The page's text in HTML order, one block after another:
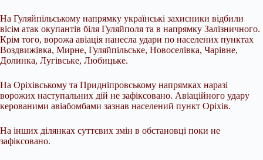
На Гуляйпільському напрямку українські захисники відбили
вісім атак окупантів біля Гуляйполя та в напрямку Залізничного.
Крім того, ворожа авіація нанесла удари по населених пунктах
Воздвижівка, Мирне, Гуляйпільське, Новоселівка, Чарівне,
Долинка, Лугівське, Любицьке.
На Оріхівському та Придніпровському напрямках наразі
ворожих наступальних дій не зафіксовано. Авіаційного удару
керованими авіабомбами зазнав населений пункт Оріхів.
На інших ділянках суттєвих змін в обстановці поки не
зафіксовано.